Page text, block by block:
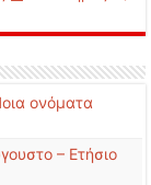
ονόματα
– Ετήσιο